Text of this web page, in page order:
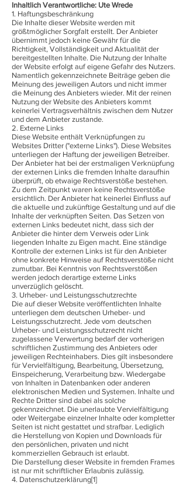
Inhaltlich Verantwortliche: Ute Wrede
1. Haftungsbeschränkung
Die Inhalte dieser Website werden mit
größtmöglicher Sorgfalt erstellt. Der Anbieter
übernimmt jedoch keine Gewähr für die
Richtigkeit, Vollständigkeit und Aktualität der
bereitgestellten Inhalte. Die Nutzung der Inhalte
der Website erfolgt auf eigene Gefahr des Nutzers.
Namentlich gekennzeichnete Beiträge geben die
Meinung des jeweiligen Autors und nicht immer
die Meinung des Anbieters wieder. Mit der reinen
Nutzung der Website des Anbieters kommt
keinerlei Vertragsverhältnis zwischen dem Nutzer
und dem Anbieter zustande.
2. Externe Links
Diese Website enthält Verknüpfungen zu
Websites Dritter ("externe Links"). Diese Websites
unterliegen der Haftung der jeweiligen Betreiber.
Der Anbieter hat bei der erstmaligen Verknüpfung
der externen Links die fremden Inhalte daraufhin
überprüft, ob etwaige Rechtsverstöße bestehen.
Zu dem Zeitpunkt waren keine Rechtsverstöße
ersichtlich. Der Anbieter hat keinerlei Einfluss auf
die aktuelle und zukünftige Gestaltung und auf die
Inhalte der verknüpften Seiten. Das Setzen von
externen Links bedeutet nicht, dass sich der
Anbieter die hinter dem Verweis oder Link
liegenden Inhalte zu Eigen macht. Eine ständige
Kontrolle der externen Links ist für den Anbieter
ohne konkrete Hinweise auf Rechtsverstöße nicht
zumutbar. Bei Kenntnis von Rechtsverstößen
werden jedoch derartige externe Links
unverzüglich gelöscht.
3. Urheber- und Leistungsschutzrechte
Die auf dieser Website veröffentlichten Inhalte
unterliegen dem deutschen Urheber- und
Leistungsschutzrecht. Jede vom deutschen
Urheber- und Leistungsschutzrecht nicht
zugelassene Verwertung bedarf der vorherigen
schriftlichen Zustimmung des Anbieters oder
jeweiligen Rechteinhabers. Dies gilt insbesondere
für Vervielfältigung, Bearbeitung, Übersetzung,
Einspeicherung, Verarbeitung bzw. Wiedergabe
von Inhalten in Datenbanken oder anderen
elektronischen Medien und Systemen. Inhalte und
Rechte Dritter sind dabei als solche
gekennzeichnet. Die unerlaubte Vervielfältigung
oder Weitergabe einzelner Inhalte oder kompletter
Seiten ist nicht gestattet und strafbar. Lediglich
die Herstellung von Kopien und Downloads für
den persönlichen, privaten und nicht
kommerziellen Gebrauch ist erlaubt.
Die Darstellung dieser Website in fremden Frames
ist nur mit schriftlicher Erlaubnis zulässig.
4. Datenschutzerklärung[1]